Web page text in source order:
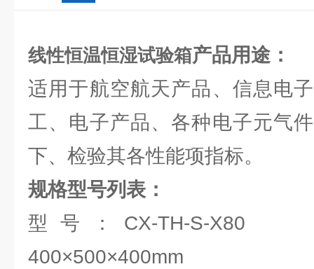
线性恒温恒湿试验箱产品用途：
适用于航空航天产品、信息电
工、电子产品、各种电子元气
下、检验其各性能项指标。
规格型号列表：
型号：CX-TH-S-
400×500×400mm